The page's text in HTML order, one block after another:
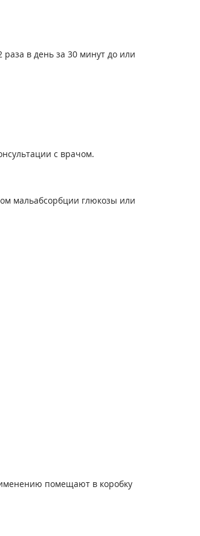
раза в день за 30 минут до или
с врачом.
мальабсорбции глюкозы или
помещают в коробку